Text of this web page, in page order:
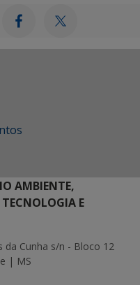
AMBIENTE,
E
da Cunha s/n - Bloco 12
| MS